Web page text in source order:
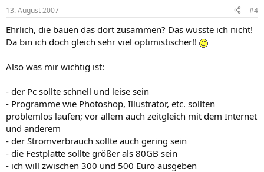
13. August 2007 #4
Ehrlich, die bauen das dort zusammen? Das wusste ich nicht!
Da bin ich doch gleich sehr viel optimistischer!!
Also was mir wichtig ist:
- der Pc sollte schnell und leise sein
- Programme wie Photoshop, Illustrator, etc. sollten
problemlos laufen; vor allem auch zeitgleich mit dem Internet
und anderem
- der Stromverbrauch sollte auch gering sein
- die Festplatte sollte größer als 80GB sein
- ich will zwischen 300 und 500 Euro ausgeben